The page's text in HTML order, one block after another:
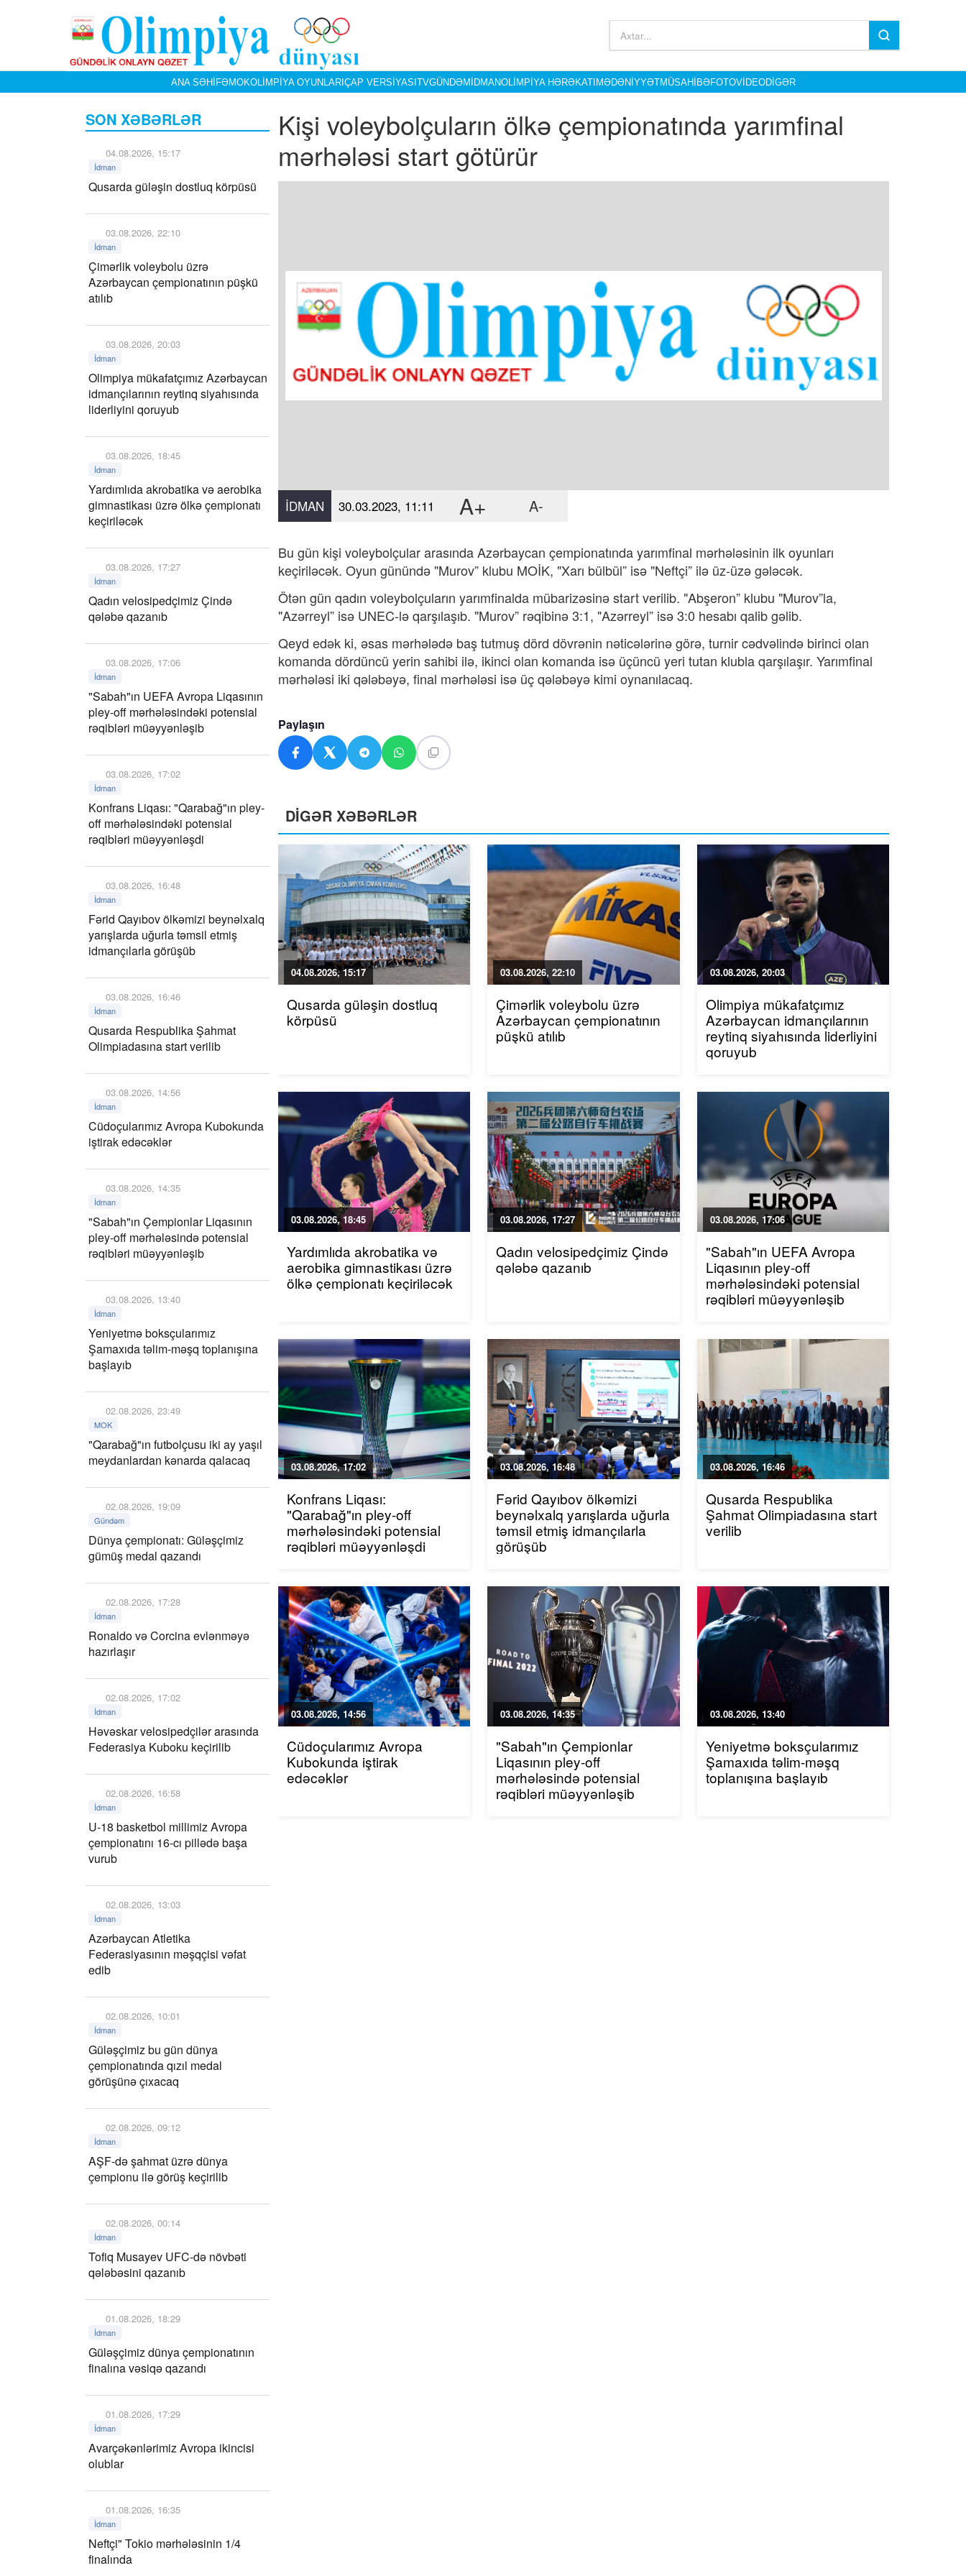
ANA SƏHIFƏMOKOLIMPIYA OYUNLARIÇAP VERSIYASITVGÜNDƏMİDMANOLIMPIYA HƏRƏKATIMƏDƏNIYYƏTMÜSAHIBƏFOTOVIDEODIGƏR
SON XƏBƏRLƏR
04.08.2026, 15:17
İdman
Qusarda güləşin dostluq körpüsü
03.08.2026, 22:10
İdman
Çimərlik voleybolu üzrə
Azərbaycan çempionatının püşkü
atılıb
03.08.2026, 20:03
İdman
Olimpiya mükafatçımız Azərbaycan
idmançılarının reytinq siyahısında
liderliyini qoruyub
03.08.2026, 18:45
İdman
Yardımlıda akrobatika və aerobika
gimnastikası üzrə ölkə çempionatı
keçiriləcək
03.08.2026, 17:27
İdman
Qadın velosipedçimiz Çində
qələbə qazanıb
03.08.2026, 17:06
İdman
"Sabah"ın UEFA Avropa Liqasının
pley-off mərhələsindəki potensial
rəqibləri müəyyənləşib
03.08.2026, 17:02
İdman
Konfrans Liqası: "Qarabağ"ın pley-
off mərhələsindəki potensial
rəqibləri müəyyənləşdi
03.08.2026, 16:48
İdman
Fərid Qayıbov ölkəmizi beynəlxalq
yarışlarda uğurla təmsil etmiş
idmançılarla görüşüb
03.08.2026, 16:46
İdman
Qusarda Respublika Şahmat
Olimpiadasına start verilib
03.08.2026, 14:56
İdman
Cüdoçularımız Avropa Kubokunda
iştirak edəcəklər
03.08.2026, 14:35
İdman
"Sabah"ın Çempionlar Liqasının
pley-off mərhələsində potensial
rəqibləri müəyyənləşib
03.08.2026, 13:40
İdman
Yeniyetmə boksçularımız
Şamaxıda təlim-məşq toplanışına
başlayıb
02.08.2026, 23:49
MOK
"Qarabağ"ın futbolçusu iki ay yaşıl
meydanlardan kənarda qalacaq
02.08.2026, 19:09
Gündəm
Dünya çempionatı: Güləşçimiz
gümüş medal qazandı
02.08.2026, 17:28
İdman
Ronaldo və Corcina evlənməyə
hazırlaşır
02.08.2026, 17:02
İdman
Həvəskar velosipedçilər arasında
Federasiya Kuboku keçirilib
02.08.2026, 16:58
İdman
U-18 basketbol millimiz Avropa
çempionatını 16-cı pillədə başa
vurub
02.08.2026, 13:03
İdman
Azərbaycan Atletika
Federasiyasının məşqçisi vəfat
edib
02.08.2026, 10:01
İdman
Güləşçimiz bu gün dünya
çempionatında qızıl medal
görüşünə çıxacaq
02.08.2026, 09:12
İdman
AŞF-də şahmat üzrə dünya
çempionu ilə görüş keçirilib
02.08.2026, 00:14
İdman
Tofiq Musayev UFC-də növbəti
qələbəsini qazanıb
01.08.2026, 18:29
İdman
Güləşçimiz dünya çempionatının
finalına vəsiqə qazandı
01.08.2026, 17:29
İdman
Avarçəkənlərimiz Avropa ikincisi
olublar
01.08.2026, 16:35
İdman
Neftçi" Tokio mərhələsinin 1/4
finalında
Kişi voleybolçuların ölkə çempionatında yarımfinal
mərhələsi start götürür
İDMAN 30.03.2023, 11:11 A+ A-
Bu gün kişi voleybolçular arasında Azərbaycan çempionatında yarımfinal mərhələsinin ilk oyunları
keçiriləcək. Oyun günündə "Murov” klubu MOİK, "Xarı bülbül” isə "Neftçi” ilə üz-üzə gələcək.
Ötən gün qadın voleybolçuların yarımfinalda mübarizəsinə start verilib. "Abşeron” klubu "Murov”la,
"Azərreyl” isə UNEC-lə qarşılaşıb. "Murov” rəqibinə 3:1, "Azərreyl” isə 3:0 hesabı qalib gəlib.
Qeyd edək ki, əsas mərhələdə baş tutmuş dörd dövrənin nəticələrinə görə, turnir cədvəlində birinci olan
komanda dördüncü yerin sahibi ilə, ikinci olan komanda isə üçüncü yeri tutan klubla qarşılaşır. Yarımfinal
mərhələsi iki qələbəyə, final mərhələsi isə üç qələbəyə kimi oynanılacaq.
Paylaşın
DİGƏR XƏBƏRLƏR
04.08.2026, 15:17
Qusarda güləşin dostluq
körpüsü
03.08.2026, 22:10
Çimərlik voleybolu üzrə
Azərbaycan çempionatının
püşkü atılıb
03.08.2026, 20:03
Olimpiya mükafatçımız
Azərbaycan idmançılarının
reytinq siyahısında liderliyini
qoruyub
03.08.2026, 18:45
Yardımlıda akrobatika və
aerobika gimnastikası üzrə
ölkə çempionatı keçiriləcək
03.08.2026, 17:27
Qadın velosipedçimiz Çində
qələbə qazanıb
03.08.2026, 17:06
"Sabah"ın UEFA Avropa
Liqasının pley-off
mərhələsindəki potensial
rəqibləri müəyyənləşib
03.08.2026, 17:02
Konfrans Liqası:
"Qarabağ"ın pley-off
mərhələsindəki potensial
rəqibləri müəyyənləşdi
03.08.2026, 16:48
Fərid Qayıbov ölkəmizi
beynəlxalq yarışlarda uğurla
təmsil etmiş idmançılarla
görüşüb
03.08.2026, 16:46
Qusarda Respublika
Şahmat Olimpiadasına start
verilib
03.08.2026, 14:56
Cüdoçularımız Avropa
Kubokunda iştirak
edəcəklər
03.08.2026, 14:35
"Sabah"ın Çempionlar
Liqasının pley-off
mərhələsində potensial
rəqibləri müəyyənləşib
03.08.2026, 13:40
Yeniyetmə boksçularımız
Şamaxıda təlim-məşq
toplanışına başlayıb